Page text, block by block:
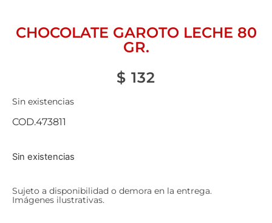
CHOCOLATE GAROTO LECHE 80
GR.
$ 132
Sin existencias
COD.473811
Sin existencias
Sujeto a disponibilidad o demora en la entrega.
Imágenes ilustrativas.